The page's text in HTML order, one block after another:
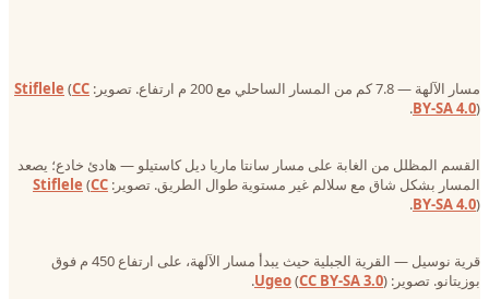
مسار الآلهة — 7.8 كم من المسار الساحلي مع 200 م ارتفاع. تصوير: Stiflele (CC
BY-SA 4.0).
القسم المظلل من الغابة على مسار سانتا ماريا ديل كاستيلو — هادئ خادع؛ يصعد
المسار بشكل شاق مع سلالم غير مستوية طوال الطريق. تصوير:
Stiflele (CC
BY-SA 4.0).
قرية نوسيل — القرية الجبلية حيث يبدأ مسار الآلهة، على ارتفاع 450 م فوق
بوزيتانو. تصوير:
Ugeo(CC BY-SA 3.0).